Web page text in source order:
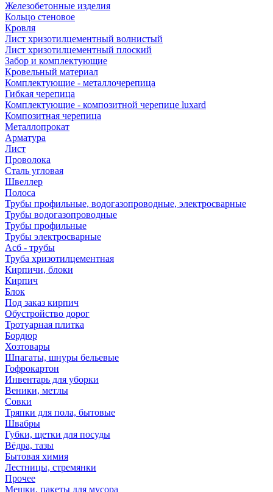
Железобетонные изделия
Кольцо стеновое
Кровля
Лист хризотилцементный волнистый
Лист хризотилцементный плоский
Забор и комплектующие
Кровельный материал
Комплектующие - металлочерепица
Гибкая черепица
Комплектующие - композитной черепице luxard
Композитная черепица
Металлопрокат
Арматура
Лист
Проволока
Сталь угловая
Швеллер
Полоса
Трубы профильные, водогазопроводные, электросварные
Трубы водогазопроводные
Трубы профильные
Трубы электросварные
Асб - трубы
Труба хризотилцементная
Кирпичи, блоки
Кирпич
Блок
Под заказ кирпич
Обустройство дорог
Тротуарная плитка
Бордюр
Хозтовары
Шпагаты, шнуры бельевые
Гофрокартон
Инвентарь для уборки
Веники, метлы
Совки
Тряпки для пола, бытовые
Швабры
Губки, щетки для посуды
Вёдра, тазы
Бытовая химия
Лестницы, стремянки
Прочее
Мешки, пакеты для мусора